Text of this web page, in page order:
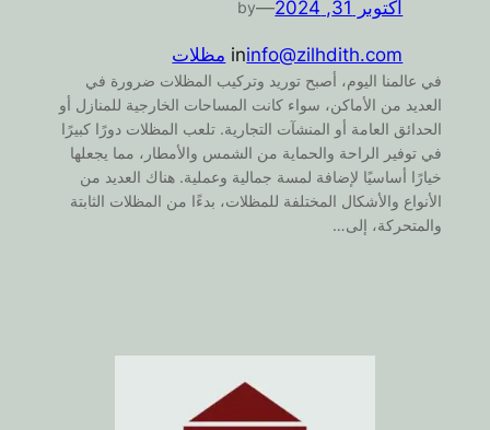
أكتوبر 31, 2024 —
by
info@zilhdith.com
in مظلات
في عالمنا اليوم، أصبح توريد وتركيب المظلات ضرورة في
العديد من الأماكن، سواء كانت المساحات الخارجية للمنازل أو
الحدائق العامة أو المنشآت التجارية. تلعب المظلات دورًا كبيرًا
في توفير الراحة والحماية من الشمس والأمطار، مما يجعلها
خيارًا أساسيًا لإضافة لمسة جمالية وعملية. هناك العديد من
الأنواع والأشكال المختلفة للمظلات، بدءًا من المظلات الثابتة
والمتحركة، إلى…